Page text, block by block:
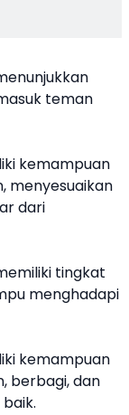
teman
kemampuan
menyesuaikan
dari
tingkat
menghadapi
kemampuan
berbagi, dan